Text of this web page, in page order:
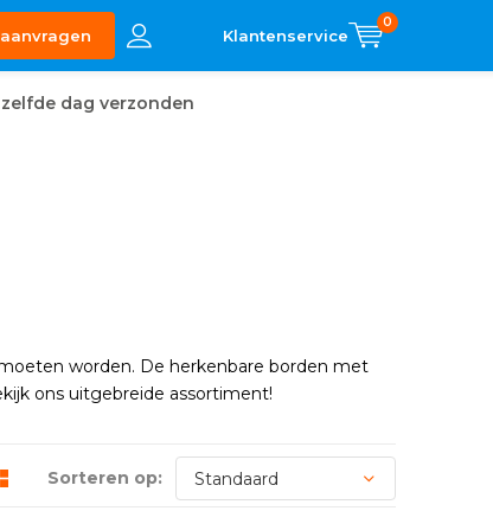
0
dag verzonden
worden. De herkenbare borden met
ons uitgebreide assortiment!
Sorteren op: